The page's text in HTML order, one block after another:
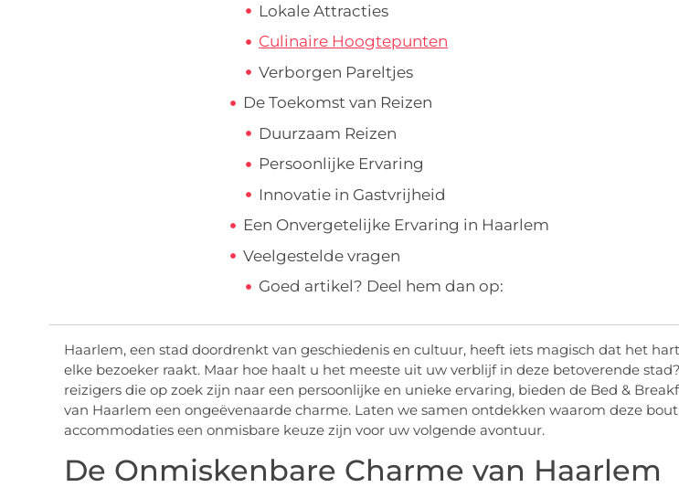
Lokale Attracties
Culinaire Hoogtepunten
Verborgen Pareltjes
De Toekomst van Reizen
Duurzaam Reizen
Persoonlijke Ervaring
Innovatie in Gastvrijheid
Een Onvergetelijke Ervaring in Haarlem
Veelgestelde vragen
Goed artikel? Deel hem dan op:
Haarlem, een stad doordrenkt van geschiedenis en cultuur, heeft iets magisch dat het
elke bezoeker raakt. Maar hoe haalt u het meeste uit uw verblijf in deze betoverende
reizigers die op zoek zijn naar een persoonlijke en unieke ervaring, bieden de Bed &
van Haarlem een ongeëvenaarde charme. Laten we samen ontdekken waarom deze
accommodaties een onmisbare keuze zijn voor uw volgende avontuur.
De Onmiskenbare Charme van Haarlem